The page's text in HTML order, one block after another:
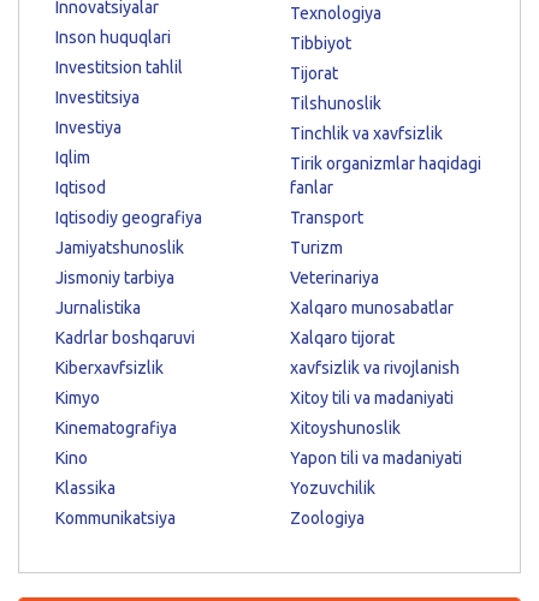
Innovatsiyalar
Inson huquqlari
Investitsion tahlil
Investitsiya
Investiya
Iqlim
Iqtisod
Iqtisodiy geografiya
Jamiyatshunoslik
Jismoniy tarbiya
Jurnalistika
Kadrlar boshqaruvi
Kiberxavfsizlik
Kimyo
Kinematografiya
Kino
Klassika
Kommunikatsiya
Texnologiya
Tibbiyot
Tijorat
Tilshunoslik
Tinchlik va xavfsizlik
Tirik organizmlar haqidagi
fanlar
Transport
Turizm
Veterinariya
Xalqaro munosabatlar
Xalqaro tijorat
xavfsizlik va rivojlanish
Xitoy tili va madaniyati
Xitoyshunoslik
Yapon tili va madaniyati
Yozuvchilik
Zoologiya